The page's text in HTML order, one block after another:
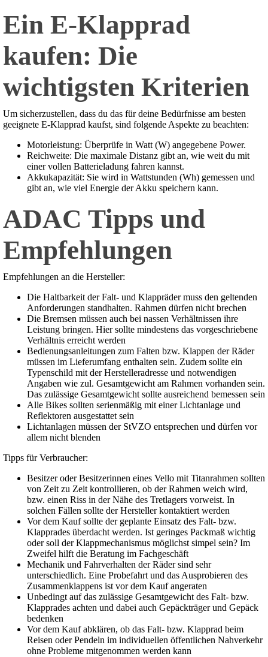
Ein E-Klapprad
kaufen: Die
wichtigsten Kriterien
Um sicherzustellen, dass du das für deine Bedürfnisse am besten
geeignete E-Klapprad kaufst, sind folgende Aspekte zu beachten:
Motorleistung: Überprüfe in Watt (W) angegebene Power.
Reichweite: Die maximale Distanz gibt an, wie weit du mit
einer vollen Batterieladung fahren kannst.
Akkukapazität: Sie wird in Wattstunden (Wh) gemessen und
gibt an, wie viel Energie der Akku speichern kann.
ADAC Tipps und
Empfehlungen
Empfehlungen an die Hersteller:
Die Haltbarkeit der Falt- und Klappräder muss den geltenden
Anforderungen standhalten. Rahmen dürfen nicht brechen
Die Bremsen müssen auch bei nassen Verhältnissen ihre
Leistung bringen. Hier sollte mindestens das vorgeschriebene
Verhältnis erreicht werden
Bedienungsanleitungen zum Falten bzw. Klappen der Räder
müssen im Lieferumfang enthalten sein. Zudem sollte ein
Typenschild mit der Herstelleradresse und notwendigen
Angaben wie zul. Gesamtgewicht am Rahmen vorhanden sein.
Das zulässige Gesamtgewicht sollte ausreichend bemessen sein
Alle Bikes sollten serienmäßig mit einer Lichtanlage und
Reflektoren ausgestattet sein
Lichtanlagen müssen der StVZO entsprechen und dürfen vor
allem nicht blenden
Tipps für Verbraucher:
Besitzer oder Besitzerinnen eines Vello mit Titanrahmen sollten
von Zeit zu Zeit kontrollieren, ob der Rahmen weich wird,
bzw. einen Riss in der Nähe des Tretlagers vorweist. In
solchen Fällen sollte der Hersteller kontaktiert werden
Vor dem Kauf sollte der geplante Einsatz des Falt- bzw.
Klapprades überdacht werden. Ist geringes Packmaß wichtig
oder soll der Klappmechanismus möglichst simpel sein? Im
Zweifel hilft die Beratung im Fachgeschäft
Mechanik und Fahrverhalten der Räder sind sehr
unterschiedlich. Eine Probefahrt und das Ausprobieren des
Zusammenklappens ist vor dem Kauf angeraten
Unbedingt auf das zulässige Gesamtgewicht des Falt- bzw.
Klapprades achten und dabei auch Gepäckträger und Gepäck
bedenken
Vor dem Kauf abklären, ob das Falt- bzw. Klapprad beim
Reisen oder Pendeln im individuellen öffentlichen Nahverkehr
ohne Probleme mitgenommen werden kann